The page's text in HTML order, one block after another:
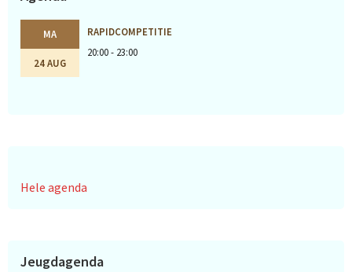
MA
24 AUG
RAPIDCOMPETITIE
20:00 - 23:00
Hele agenda
Jeugdagenda